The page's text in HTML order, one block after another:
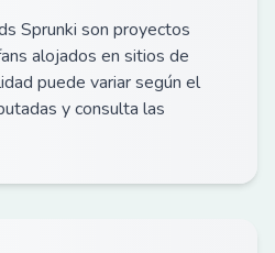
Sprunki son proyectos
alojados en sitios de
puede variar según el
y consulta las